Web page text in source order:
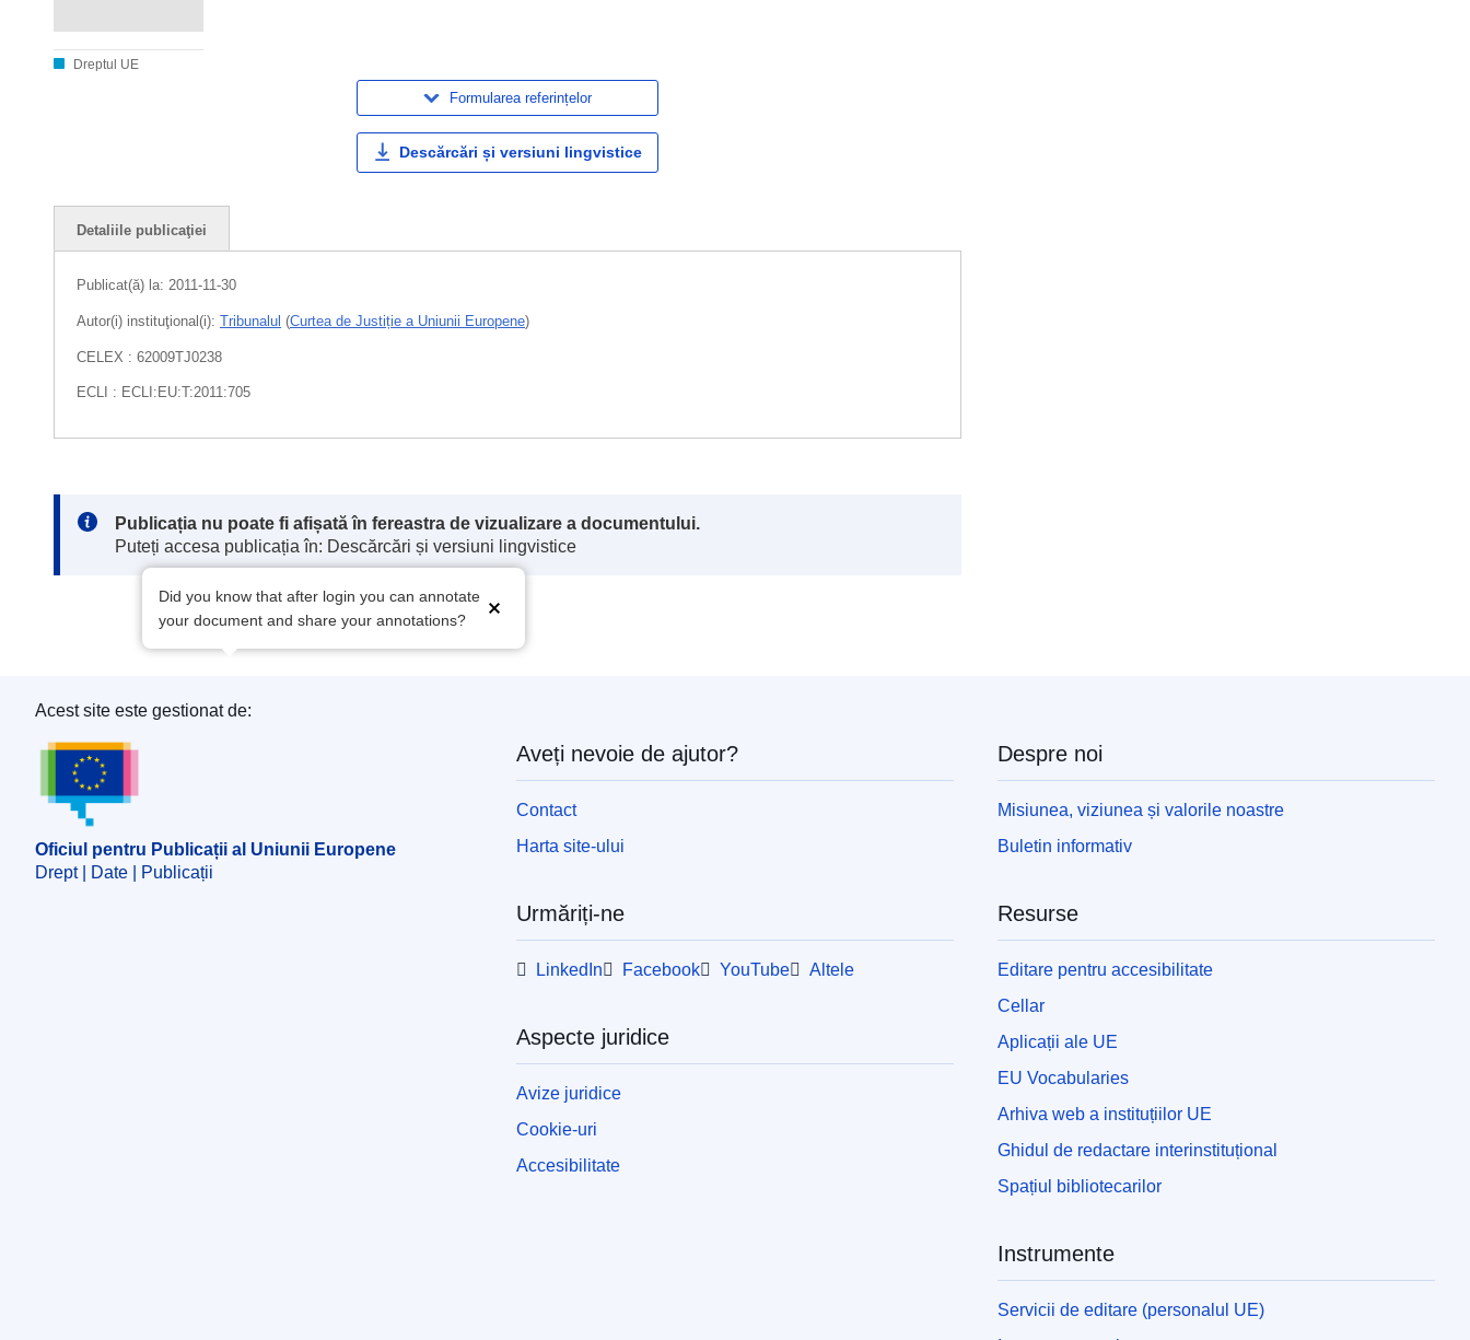
Dreptul UE
Formularea referințelor
Descărcări și versiuni lingvistice
Detaliile publicaţiei
Publicat(ă) la: 2011-11-30
Autor(i) instituţional(i): Tribunalul (Curtea de Justiție a Uniunii Europene)
CELEX : 62009TJ0238
ECLI : ECLI:EU:T:2011:705
Note:
Publicația nu poate fi afișată în fereastra de vizualizare a documentului.
Puteți accesa publicația în: Descărcări și versiuni lingvistice
Did you know that after login you can annotate
your document and share your annotations?
Oficiul pentru Publicații al Uniunii Europene
Acest site este gestionat de:
Oficiul pentru Publicații al Uniunii Europene
Drept | Date | Publicații
Aveți nevoie de ajutor?
Contact
Harta site-ului
Urmăriți-ne
LinkedIn Facebook YouTube Altele
Aspecte juridice
Avize juridice
Cookie-uri
Accesibilitate
Despre noi
Misiunea, viziunea și valorile noastre
Buletin informativ
Resurse
Editare pentru accesibilitate
Cellar
Aplicații ale UE
EU Vocabularies
Arhiva web a instituțiilor UE
Ghidul de redactare interinstituțional
Spațiul bibliotecarilor
Instrumente
Servicii de editare (personalul UE)